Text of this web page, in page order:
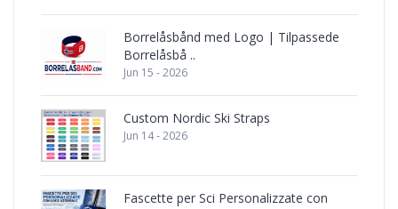
Borrelåsbånd med Logo | Tilpassede
Borrelåsbå ..
Jun 15 - 2026
Custom Nordic Ski Straps
Jun 14 - 2026
Fascette per Sci Personalizzate con